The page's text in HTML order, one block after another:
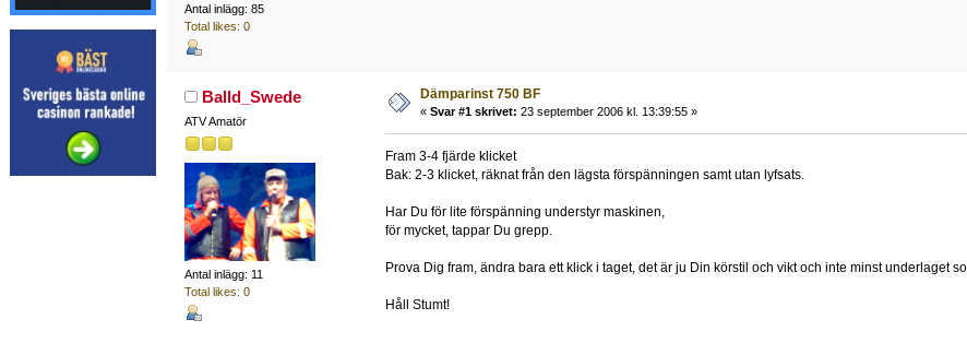
Antal inlägg: 85
Total likes: 0
Balld_Swede
ATV Amatör
Antal inlägg: 11
Total likes: 0
Dämparinst 750 BF
« Svar #1 skrivet: 23 september 2006 kl. 13:39:55 »
Fram 3-4 fjärde klicket
Bak: 2-3 klicket, räknat från den lägsta förspänningen samt utan lyfsats.
Har Du för lite förspänning understyr maskinen,
för mycket, tappar Du grepp.
Prova Dig fram, ändra bara ett klick i taget, det är ju Din körstil och vikt och inte minst underlaget
Håll Stumt!